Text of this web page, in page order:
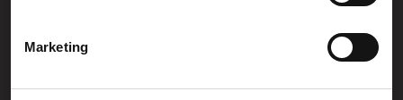
Marketing
Service- og reklamationsafdelingen: